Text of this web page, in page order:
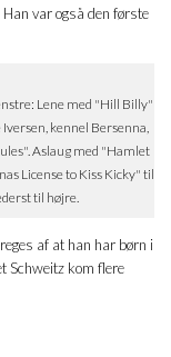
var også den første
Lene med "Hill Billy"
kennel Bersenna,
Aslaug med "Hamlet
License to Kiss Kicky" til
til højre.
af at han har børn i
Schweitz kom flere